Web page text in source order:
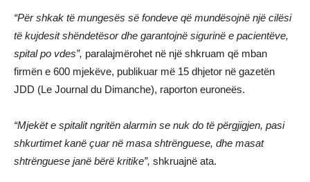
“Për shkak të mungesës së fondeve që mundësojnë një cilësi
të kujdesit shëndetësor dhe garantojnë sigurinë e pacientëve,
spital po vdes”, paralajmërohet në një shkruam që mban
firmën e 600 mjekëve, publikuar më 15 dhjetor në gazetën
JDD (Le Journal du Dimanche), raporton euroneës.
“Mjekët e spitalit ngritën alarmin se nuk do të përgjigjen, pasi
shkurtimet kanë çuar në masa shtrënguese, dhe masat
shtrënguese janë bërë kritike”, shkruajnë ata.